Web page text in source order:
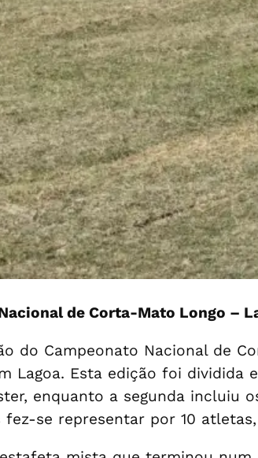
de Corta-Mato Longo –
do Campeonato Nacional de
Lagoa. Esta edição foi
enquanto a segunda incluiu
fez-se representar por 10